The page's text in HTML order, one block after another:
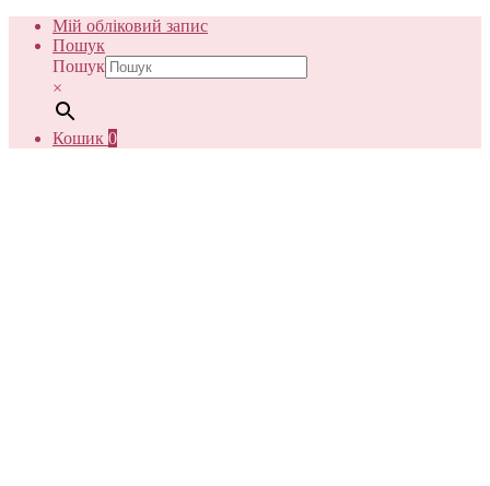
Мій обліковий запис
Пошук
Пошук
×
Кошик 0